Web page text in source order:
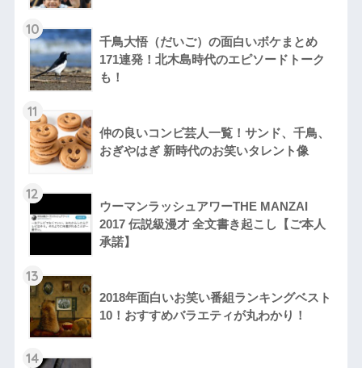
10
千鳥大悟（だいご）の面白いボケまとめ
171連発！北木島時代のエピソードトーク
も！
11
仲の良いコンビ芸人一覧！サンド、千鳥、
おぎやはぎ 新時代のお笑いタレント像
12
ウーマンラッシュアワーTHE MANZAI
2017 伝説級漫才 全文書き起こし【ご本人
承諾】
13
2018年面白いお笑い番組ランキングベスト
10！おすすめバラエティが丸わかり！
14